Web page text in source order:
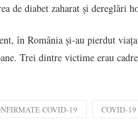
de diabet zaharat și dereglări
în România și-au pierdut
Trei dintre victime erau
COVID-19 COVID-19